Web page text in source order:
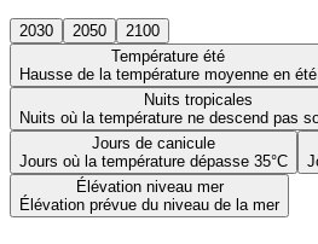
2030 2050
2100
Température été
Hausse de la température moyenne en été
Nuits tropicales
Nuits où la température ne descend pas
Jours de canicule
Jours où la température dépasse 35°C
Élévation niveau mer
Élévation prévue du niveau de la mer